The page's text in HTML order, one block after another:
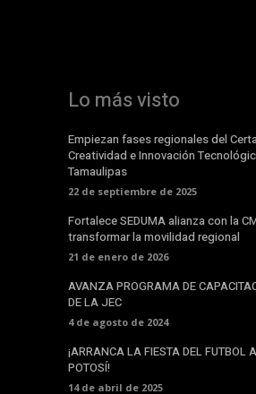
Lo más visto
Empiezan fases regionales del
Creatividad e Innovación
Tamaulipas
22 de septiembre de 2025
Fortalece SEDUMA alianza con la
transformar la movilidad regional
21 de enero de 2026
AVANZA PROGRAMA DE
DE LA JEC
4 de agosto de 2024
¡ARRANCA LA FIESTA DEL FUTBOL
POTOSÍ!
14 de abril de 2025